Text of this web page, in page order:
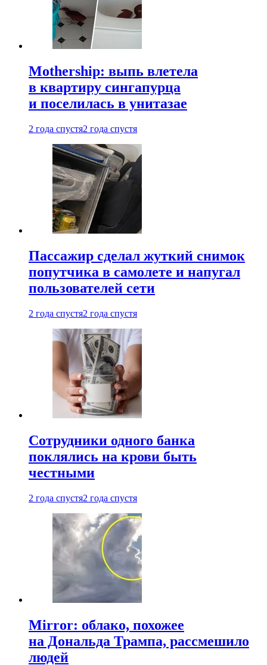
Mothership: выпь влетела
в квартиру сингапурца
и поселилась в унитазае
2 года спустя2 года спустя
Пассажир сделал жуткий снимок
попутчика в самолете и напугал
пользователей сети
2 года спустя2 года спустя
Сотрудники одного банка
поклялись на крови быть
честными
2 года спустя2 года спустя
Mirror: облако, похожее
на Дональда Трампа, рассмешило
людей